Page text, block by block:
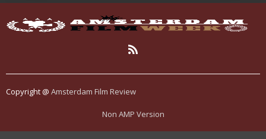
Copyright @ Amsterdam Film Review
Non AMP Version